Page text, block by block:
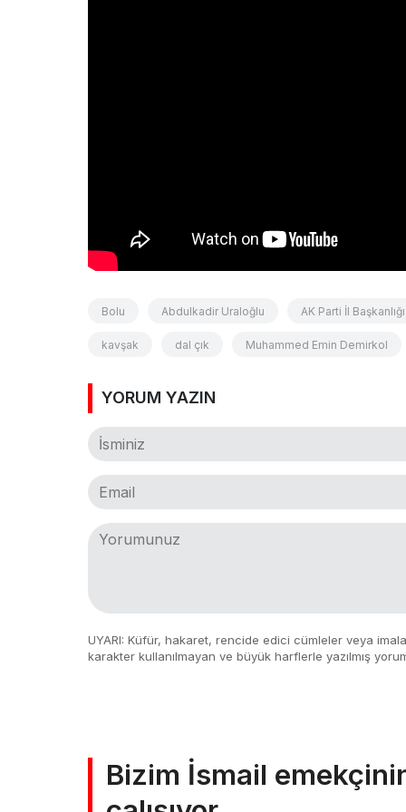
Bolu Abdulkadir Uraloğlu AK Parti İl Başkanlığı
kavşak dal çık Muhammed Emin Demirkol
YORUM YAZIN
UYARI: Küfür, hakaret, rencide edici cümleler veya
karakter kullanılmayan ve büyük harflerle yazılmış
Bizim İsmail